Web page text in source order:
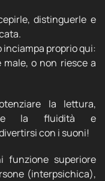
distinguerle e
proprio qui:
o non riesce a
la lettura,
la fluidità e
con i suoni!
funzione superiore
(interpsichica),